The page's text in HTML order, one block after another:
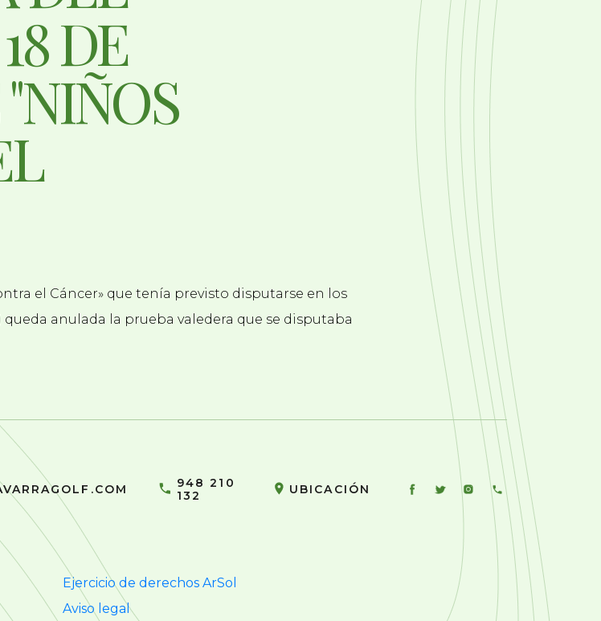
DE
el Cáncer» que tenía previsto disputarse en los
queda anulada la prueba valedera que se disputaba
948 210
132
UBICACIÓN
Ejercicio de derechos ArSol
Aviso legal